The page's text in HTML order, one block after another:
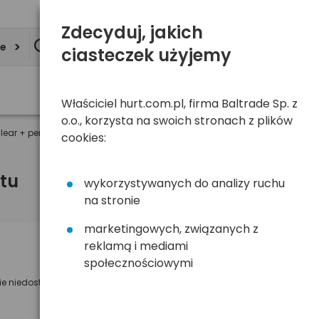
+ pendrive 8GB
niedostępny
Powiadom mnie o dostępności
Zdecyduj, jakich
ciasteczek użyjemy
Właściciel hurt.com.pl, firma Baltrade Sp. z
o.o., korzysta na swoich stronach z plików
cookies:
wykorzystywanych do analizy ruchu
na stronie
marketingowych, związanych z
reklamą i mediami
społecznościowymi